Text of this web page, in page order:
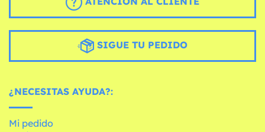
SIGUE TU PEDIDO
¿NECESITAS AYUDA?:
Mi pedido